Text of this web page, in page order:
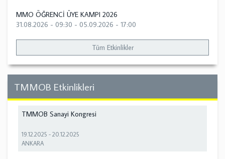
MMO ÖĞRENCİ ÜYE KAMPI 2026
31.08.2026 - 09:30 - 05.09.2026 - 17:00
Tüm Etkinlikler
TMMOB Etkinlikleri
TMMOB Sanayi Kongresi
19.12.2025 -20.12.2025
ANKARA